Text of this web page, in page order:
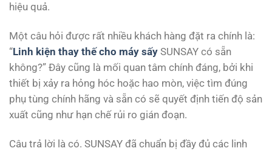
hiệu quả.
Một câu hỏi được rất nhiều khách hàng đặt ra chính là:
“Linh kiện thay thế cho máy sấy SUNSAY có sẵn
không?” Đây cũng là mối quan tâm chính đáng, bởi khi
thiết bị xảy ra hỏng hóc hoặc hao mòn, việc tìm đúng
phụ tùng chính hãng và sẵn có sẽ quyết định tiến độ sản
xuất cũng như hạn chế rủi ro gián đoạn.
Câu trả lời là có. SUNSAY đã chuẩn bị đầy đủ các linh